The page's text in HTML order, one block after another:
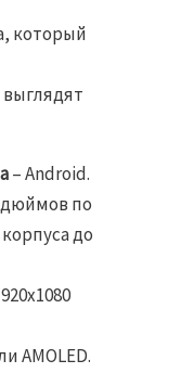
который
– Android.
дюймов по
до
AMOLED.